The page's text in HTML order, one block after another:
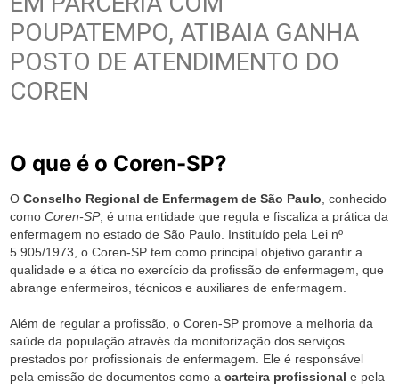
POUPATEMPO, ATIBAIA GANHA
POSTO DE ATENDIMENTO DO
COREN
O que é o Coren-SP?
OConselho Regional de Enfermagem de São Paulo , conhecido
comoCoren-SP, é uma entidade que regula e fiscaliza a prática da
enfermagem no estado de São Paulo. Instituído pela Lei nº
5.905/1973, o Coren-SP tem como principal objetivo garantir a
qualidade e a ética no exercício da profissão de enfermagem, que
abrange enfermeiros, técnicos e auxiliares de enfermagem.
Além de regular a profissão, o Coren-SP promove a melhoria da
saúde da população através da monitorização dos serviços
prestados por profissionais de enfermagem. Ele é responsável
pela emissão de documentos como acarteira profissional e pela